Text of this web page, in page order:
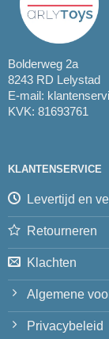
Bolderweg 2a
8243 RD Lelystad
E-mail:
KVK: 81693761
KLANTENSERVICE
Levertijd en
Retourneren
Klachten
Algemene
Privacybeleid